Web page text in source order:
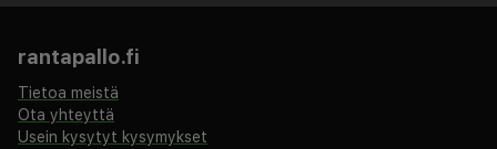
rantapallo.fi
Tietoa meistä
Ota yhteyttä
Usein kysytyt kysymykset